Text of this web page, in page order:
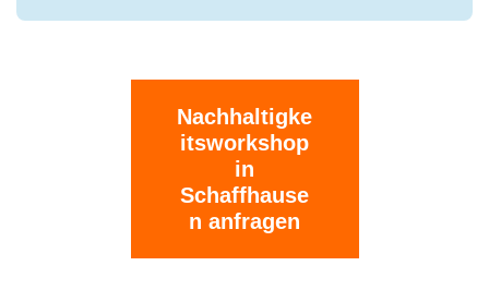
Nachhaltigke
itsworkshop
in
Schaffhause
n anfragen